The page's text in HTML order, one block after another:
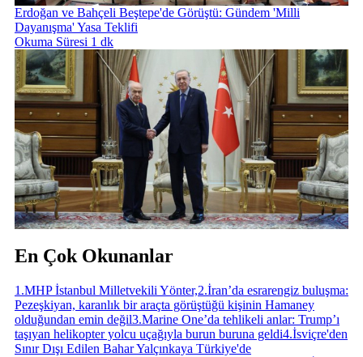
Erdoğan ve Bahçeli Beştepe'de Görüştü: Gündem 'Milli
Dayanışma' Yasa Teklifi
Okuma Süresi 1 dk
En Çok Okunanlar
1 .MHP İstanbul Milletvekili Yönter,2.İran’da esrarengiz buluşma:
Pezeşkiyan, karanlık bir araçta görüştüğü kişinin Hamaney
olduğundan emin değil3.Marine One’da tehlikeli anlar: Trump’ı
taşıyan helikopter yolcu uçağıyla burun buruna geldi4.İsviçre'den
Sınır Dışı Edilen Bahar Yalçınkaya Türkiye'de